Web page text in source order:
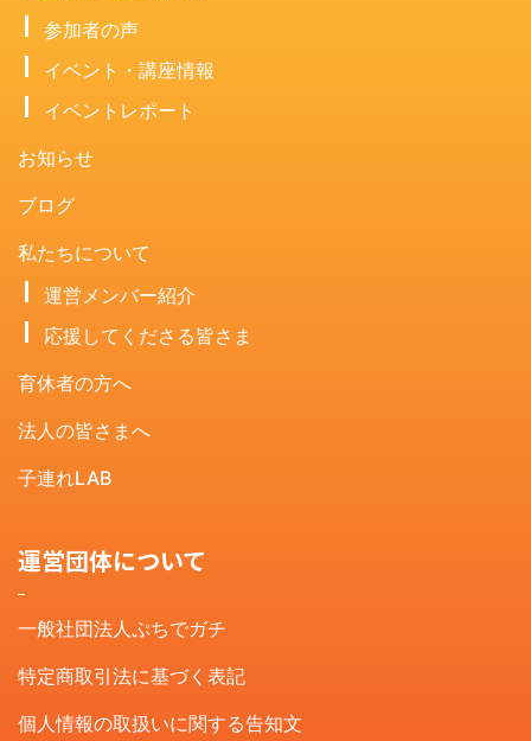
参加者の声
イベント・講座情報
イベントレポート
お知らせ
ブログ
私たちについて
運営メンバー紹介
応援してくださる皆さま
育休者の方へ
法人の皆さまへ
子連れLAB
運営団体について
一般社団法人ぷちでガチ
特定商取引法に基づく表記
個人情報の取扱いに関する告知文